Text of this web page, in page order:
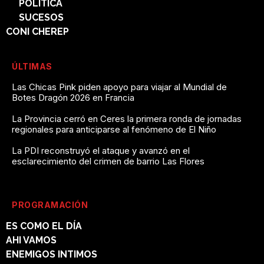
POLÍTICA
SUCESOS
CONI CHEREP
ÚLTIMAS
Las Chicas Pink piden apoyo para viajar al Mundial de
Botes Dragón 2026 en Francia
La Provincia cerró en Ceres la primera ronda de jornadas
regionales para anticiparse al fenómeno de El Niño
La PDI reconstruyó el ataque y avanzó en el
esclarecimiento del crimen de barrio Las Flores
PROGRAMACIÓN
ES COMO EL DÍA
AHI VAMOS
ENEMIGOS INTIMOS